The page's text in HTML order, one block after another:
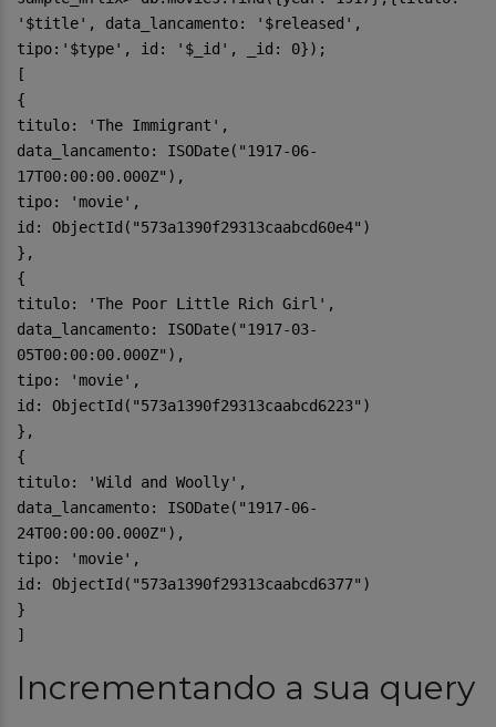
'$title', data_lancamento: '$released',
tipo:'$type', id: '$_id', _id: 0});
[
{
titulo: 'The Immigrant',
data_lancamento: ISODate("1917-06-
17T00:00:00.000Z"),
tipo: 'movie',
id: ObjectId("573a1390f29313caabcd60e4")
},
{
titulo: 'The Poor Little Rich Girl',
data_lancamento: ISODate("1917-03-
05T00:00:00.000Z"),
tipo: 'movie',
id: ObjectId("573a1390f29313caabcd6223")
},
{
titulo: 'Wild and Woolly',
data_lancamento: ISODate("1917-06-
24T00:00:00.000Z"),
tipo: 'movie',
id: ObjectId("573a1390f29313caabcd6377")
}
]
Incrementando a sua query